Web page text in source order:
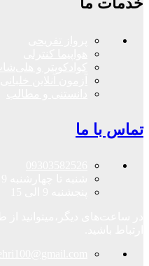
تماس با ما
در ساعت‌های دیگر،میتوانید از